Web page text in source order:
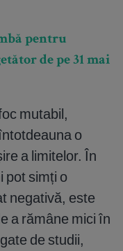
pentru
de pe 31 mai
mutabil,
o
a limitelor. În
pot simți o
negativă, este
a rămâne mici în
de studii,